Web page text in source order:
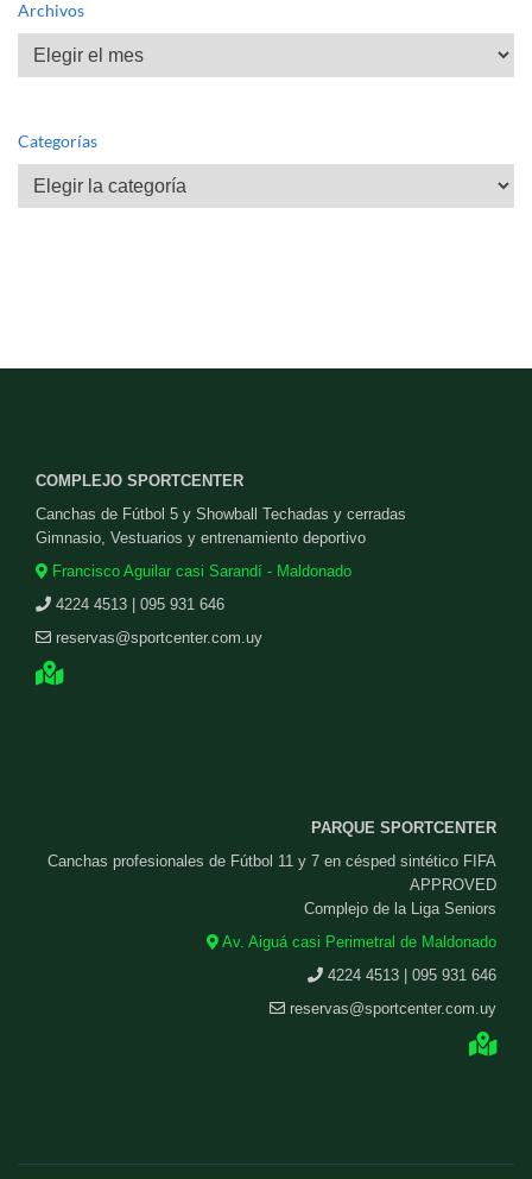
Archivos
Archivos
Categorías
Categorías
COMPLEJO SPORTCENTER
Canchas de Fútbol 5 y Showball Techadas y cerradas
Gimnasio, Vestuarios y entrenamiento deportivo
Francisco Aguilar casi Sarandí - Maldonado
4224 4513 | 095 931 646
reservas@sportcenter.com.uy
PARQUE SPORTCENTER
Canchas profesionales de Fútbol 11 y 7 en césped sintético FIFA
APPROVED
Complejo de la Liga Seniors
Av. Aiguá casi Perimetral de Maldonado
4224 4513 | 095 931 646
reservas@sportcenter.com.uy